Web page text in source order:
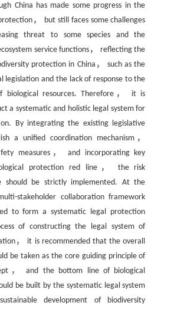
China has made some progress in the
， but still faces some challenges
threat to some species and the
service functions， reflecting the
protection in China， such as the
legislation and the lack of response to the
biological resources. Therefore， it is
a systematic and holistic legal system for
By integrating the existing legislative
a unified coordination mechanism，
measures， and incorporating key
protection red line， the risk
should be strictly implemented. At the
stakeholder collaboration framework
to form a systematic legal protection
of constructing the legal system of
， it is recommended that the overall
be taken as the core guiding principle of
， and the bottom line of biological
be built by the systematic legal system
development of biodiversity